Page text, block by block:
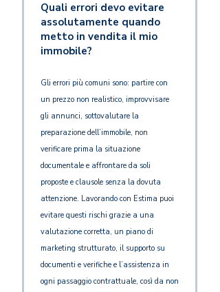
Quali errori devo evitare
assolutamente quando
metto in vendita il mio
immobile?
Gli errori più comuni sono: partire con
un prezzo non realistico, improvvisare
gli annunci, sottovalutare la
preparazione dell’immobile, non
verificare prima la situazione
documentale e affrontare da soli
proposte e clausole senza la dovuta
attenzione. Lavorando con Estima puoi
evitare questi rischi grazie a una
valutazione corretta, un piano di
marketing strutturato, il supporto su
documenti e verifiche e l’assistenza in
ogni passaggio contrattuale, così da non